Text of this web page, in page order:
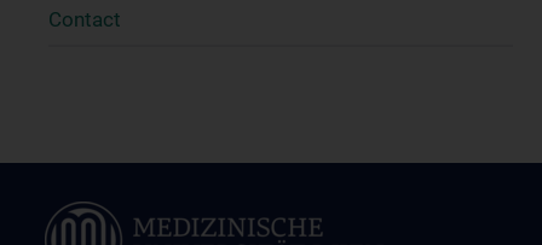
Contact